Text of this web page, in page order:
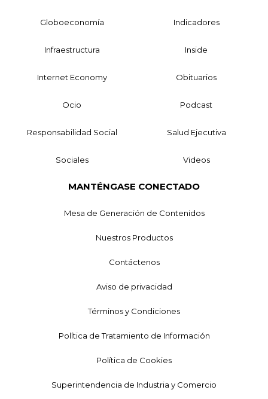
Globoeconomía Indicadores
Infraestructura Inside
Internet Economy Obituarios
Ocio Podcast
Responsabilidad Social Salud Ejecutiva
Sociales Videos
MANTÉNGASE CONECTADO
Mesa de Generación de Contenidos
Nuestros Productos
Contáctenos
Aviso de privacidad
Términos y Condiciones
Política de Tratamiento de Información
Política de Cookies
Superintendencia de Industria y Comercio